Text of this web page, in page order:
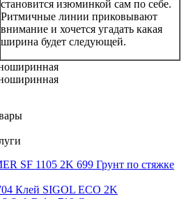
становится изюминкой сам по себе.
Ритмичные линии приковывают
внимание и хочется угадать какая
ширина будет следующей.
Грунт по стяжке
Клей SIGOL ECO 2K